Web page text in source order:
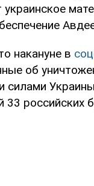
накануне в
об
силами
33 российских